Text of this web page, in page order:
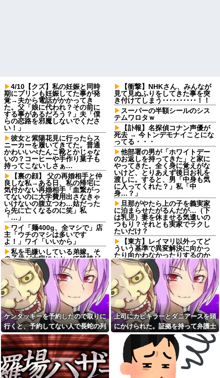
4/10【クズ】私の妊娠と同時
期にプリンも妊娠してた事が発
覚→夫から電話がかかってき
た。父「娘に代われ？その前に
する事があるだろう？」夫「僕
らの恋路を邪魔しないでくださ
い！」
彼女と紫陽花見に行ったらス
ニーカーを履いてきてた。普通
かわいいぺたんこ靴とかじゃな
いの？コーヒーや手作り菓子も
持ってこないしさぁ…
【裏の顔】 父の再婚相手と仲
良しな私→ある日、私の帰宅に
気付かない再婚相手「血繋がっ
てないのに大学費用出さなきゃ
いけないの腹立つわ…姑だった
ら先に亡くなるのに笑」私
「…」
ワイ「麺400g、全マシで」店
主「ウチのマシは多いです
よ！」ワイ「いいから」
私を毛嫌いしている弟嫁。そ
の子供が大病にかかって移植が
必要になったが、検査の結果私
は提供者になれなかった。ここ
で弟嫁爆発。弟嫁「疫病神！子
供がタヒんだらお前のせい
だ！」
一人っ子母子家庭育ちワイ(26)
無職の母親が再婚するらしくて
驚愕
ショートスリーバー堀大輔さ
ん、とんでもない事になるｗｗ
ｗｗｗｗｗｗ
【画像】速水もこみちが新オ
ープンしたカフェ、サンドイッ
チ1つ3000円←コレは妥当だと思
う？？？？？？
【衝撃】NHKさん、みんなが
見て見ぬふりをしてきた事を突
き付けてしまう･･････････！！
スーパーの半額シールのシス
テムワロタｗ
【訃報】名探偵コナン声優が
死去 → 今トンデモナイことにな
ってる・・・
他部署の男が「ホワイトデー
のお返しを持ってきた」と家に
やってきた。全く身に覚えがな
いけど、とりあえず後日お礼を
渡しに。すると、男「中身も気
に入ってくれた？」私「中
身…？」
旦那がやたら上の子を義実家
に泊まらせたがるんだが…（下
は乳児）妻を休ませる気遣いの
つもり？それとも実家でラクし
たいだけ？
【東方】レイマリ以外ってど
ういう基準で異変解決に向かっ
たり向かわなかったりするのか
な？他
4大FA補強成功例→金本知憲、
工藤公康、小笠原道大、あと1人
は？
頭文字Dが無料配信してるから
観てるんやが…
【衝撃】GPSで嫁の浮気現場
を突き止めた結果ww走り去って
みたら...
【1/2】 俺に似てない3歳の息
子。冗談半分でDNA検査したら
俺の子じゃなかった！妻を問い
ただすと「はいはい浮気してま
したよ」みたいな態度ｗ 初めて
女に手を上げたわｗｗ
ケンタッキーを予約したので取りに
行くと、予約してない人で長蛇の列
に。ママ友「そのチキン譲ってくれ
ない？」私「え？」→結果…
上司にカビキラーとダニアースを頭
にかけられた。証拠を持って弁護士
に相談したら...